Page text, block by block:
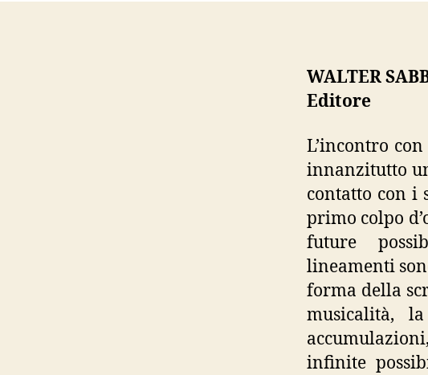
WALTER
Editore
L’incontro
innanzitutto
contatto con i
primo colpo
future
lineamenti
forma della
musicalità,
infinite